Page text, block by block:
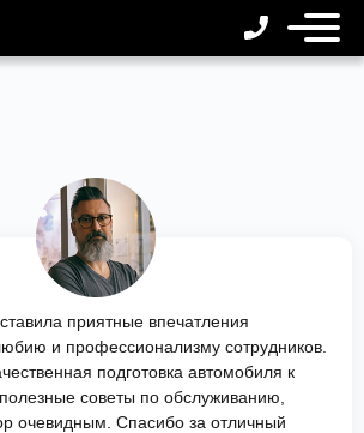
приятные впечатления
и профессионализму сотрудников.
подготовка автомобиля к
советы по обслуживанию,
очевидным. Спасибо за отличный